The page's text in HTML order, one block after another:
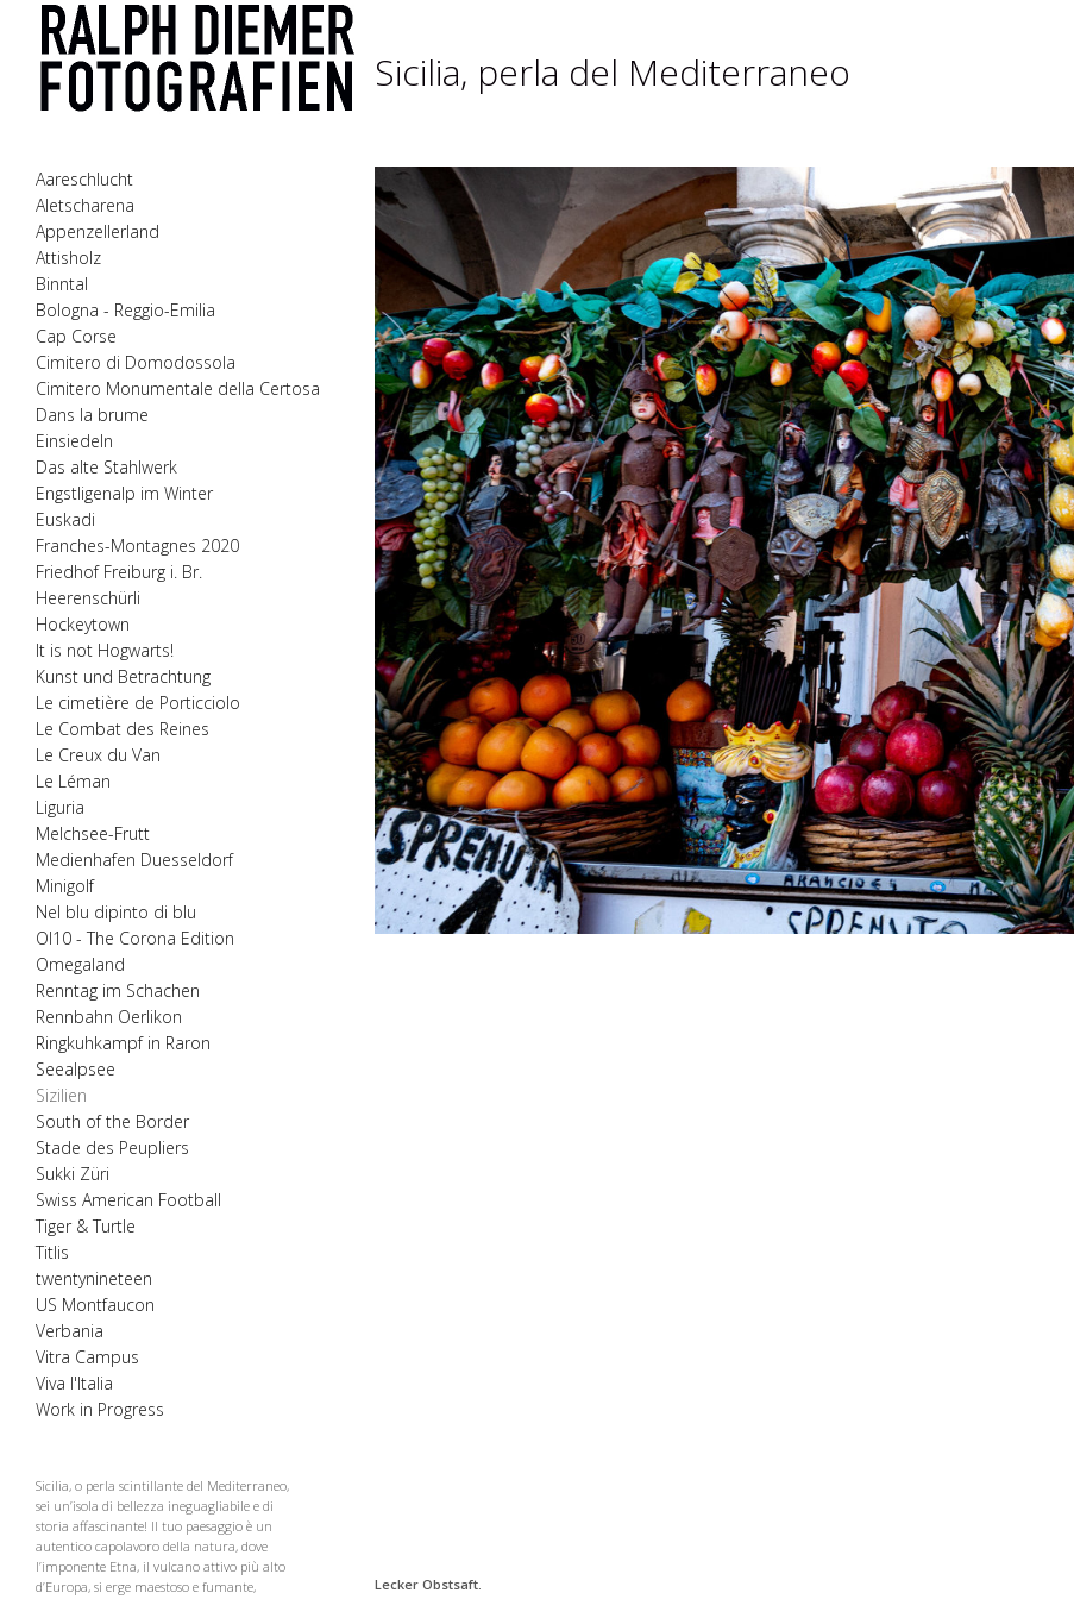
Sicilia, perla del Mediterraneo
Aareschlucht
Aletscharena
Appenzellerland
Attisholz
Binntal
Bologna - Reggio-Emilia
Cap Corse
Cimitero di Domodossola
Cimitero Monumentale della Certosa
Dans la brume
Einsiedeln
Das alte Stahlwerk
Engstligenalp im Winter
Euskadi
Franches-Montagnes 2020
Friedhof Freiburg i. Br.
Heerenschürli
Hockeytown
It is not Hogwarts!
Kunst und Betrachtung
Le cimetière de Porticciolo
Le Combat des Reines
Le Creux du Van
Le Léman
Liguria
Melchsee-Frutt
Medienhafen Duesseldorf
Minigolf
Nel blu dipinto di blu
Ol10 - The Corona Edition
Omegaland
Renntag im Schachen
Rennbahn Oerlikon
Ringkuhkampf in Raron
Seealpsee
Sizilien
South of the Border
Stade des Peupliers
Sukki Züri
Swiss American Football
Tiger & Turtle
Titlis
twentynineteen
US Montfaucon
Verbania
Vitra Campus
Viva l'Italia
Work in Progress
Sicilia, o perla scintillante del Mediterraneo,
sei un’isola di bellezza ineguagliabile e di
storia affascinante! Il tuo paesaggio è un
autentico capolavoro della natura, dove
l’imponente Etna, il vulcano attivo più alto
d’Europa, si erge maestoso e fumante,
Lecker Obstsaft.